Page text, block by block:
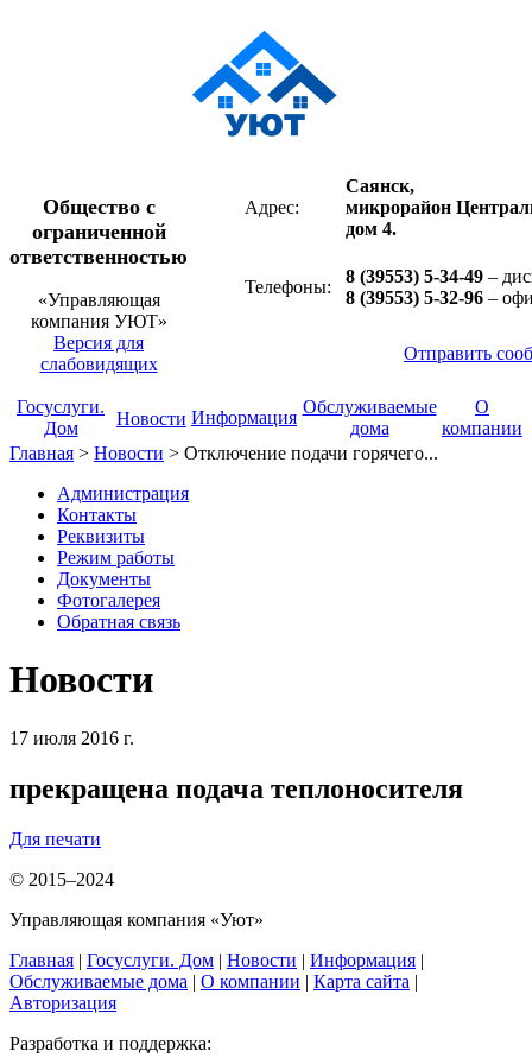
Общество с
ограниченной
ответственностью
«Управляющая
компания УЮТ»
Адрес:
Саянск,
микрорайон
дом 4.
Телефоны:
8 (39553) 5-34-49 –
8 (39553) 5-32-96 –
Версия для
слабовидящих
Отправить
Госуслуги.
Дом
Новости Информация
Обслуживаемые
дома
О
компании
Главная > Новости > Отключение подачи горячего...
Администрация
Контакты
Реквизиты
Режим работы
Документы
Фотогалерея
Обратная связь
Новости
17 июля 2016 г.
прекращена подача теплоносителя
Для печати
© 2015–2024
Управляющая компания «Уют»
Главная | Госуслуги. Дом | Новости | Информация |
Обслуживаемые дома | О компании | Карта сайта |
Авторизация
Разработка и поддержка: